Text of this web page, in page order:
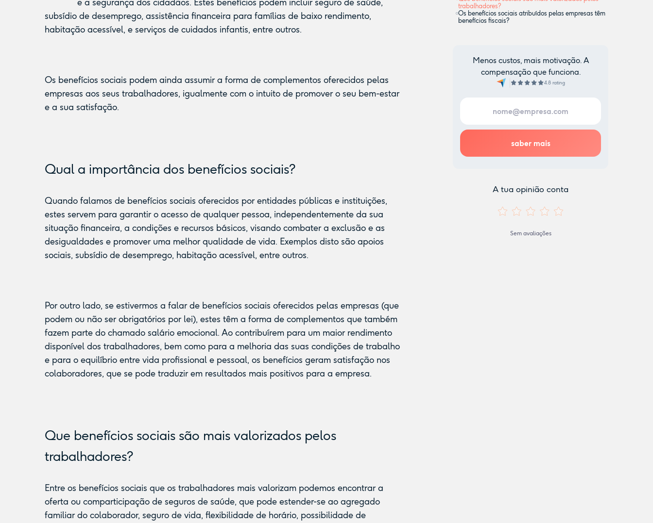
e a segurança dos cidadãos. Estes benefícios podem incluir seguro de saúde,
subsídio de desemprego, assistência financeira para famílias de baixo rendimento,
habitação acessível, e serviços de cuidados infantis, entre outros.
Os benefícios sociais podem ainda assumir a forma de complementos oferecidos pelas
empresas aos seus trabalhadores, igualmente com o intuito de promover o seu bem-estar
e a sua satisfação.
Qual a importância dos benefícios sociais?
Quando falamos de benefícios sociais oferecidos por entidades públicas e instituições,
estes servem para garantir o acesso de qualquer pessoa, independentemente da sua
situação financeira, a condições e recursos básicos, visando combater a exclusão e as
desigualdades e promover uma melhor qualidade de vida. Exemplos disto são apoios
sociais, subsídio de desemprego, habitação acessível, entre outros.
Por outro lado, se estivermos a falar de benefícios sociais oferecidos pelas empresas (que
podem ou não ser obrigatórios por lei), estes têm a forma de complementos que também
fazem parte do chamado salário emocional. Ao contribuírem para um maior rendimento
disponível dos trabalhadores, bem como para a melhoria das suas condições de trabalho
e para o equilíbrio entre vida profissional e pessoal, os benefícios geram satisfação nos
colaboradores, que se pode traduzir em resultados mais positivos para a empresa.
Que benefícios sociais são mais valorizados pelos
trabalhadores?
Entre os benefícios sociais que os trabalhadores mais valorizam podemos encontrar a
oferta ou comparticipação de seguros de saúde, que pode estender-se ao agregado
familiar do colaborador, seguro de vida, flexibilidade de horário, possibilidade de
trabalhadores?
Os benefícios sociais atribuídos pelas empresas têm
benefícios fiscais?
Menos custos, mais motivação. A
compensação que funciona.
4.8 rating
A tua opinião conta
Sem avaliações